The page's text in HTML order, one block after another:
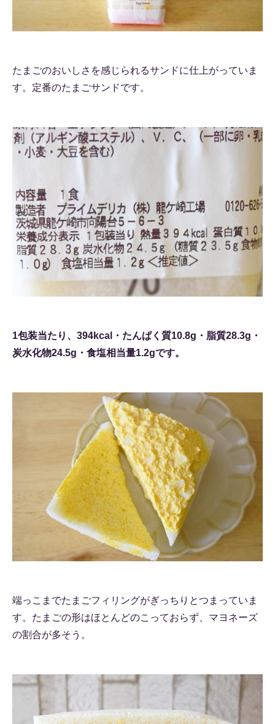
たまごのおいしさを感じられるサンドに仕上がっていま
す。定番のたまごサンドです。
1包装当たり、394kcal・たんぱく質10.8g・脂質28.3g・
炭水化物24.5g・食塩相当量1.2gです。
端っこまでたまごフィリングがぎっちりとつまっていま
す。たまごの形はほとんどのこっておらず、マヨネーズ
の割合が多そう。